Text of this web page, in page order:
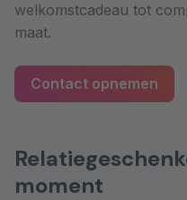
welkomstcadeau tot
maat.
Contact opnemen
moment